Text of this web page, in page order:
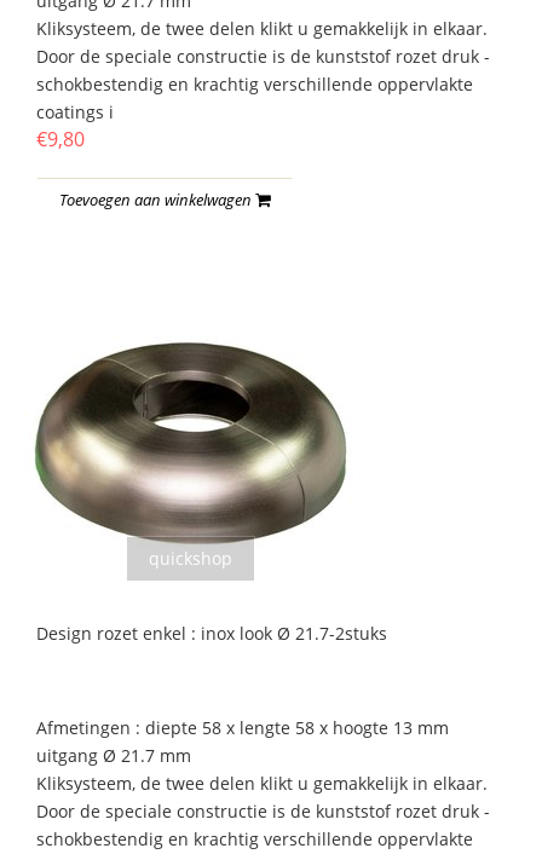
Kliksysteem, de twee delen klikt u gemakkelijk in elkaar.
Door de speciale constructie is de kunststof rozet druk -
schokbestendig en krachtig verschillende oppervlakte
coatings i
€9,80
Toevoegen aan winkelwagen
quickshop
Design rozet enkel : inox look Ø 21.7-2stuks
Afmetingen : diepte 58 x lengte 58 x hoogte 13 mm
uitgang Ø 21.7 mm
Kliksysteem, de twee delen klikt u gemakkelijk in elkaar.
Door de speciale constructie is de kunststof rozet druk -
schokbestendig en krachtig verschillende oppervlakte